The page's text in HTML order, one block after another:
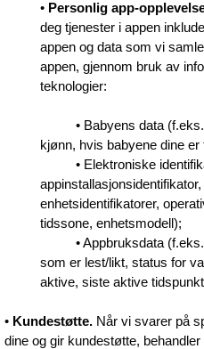
• Personlig app-
deg tjenester i appen
appen og data som vi
appen, gjennom bruk av
teknologier:
• Babyens data (f.eks.
kjønn, hvis babyene dine er
• Elektroniske
enhetsidentifikatorer,
tidssone, enhetsmodell);
• Appbruksdata (f.eks.
som er lest/likt, status for
aktive, siste aktive
• Kundestøtte. Når vi svarer på
dine og gir kundestøtte,